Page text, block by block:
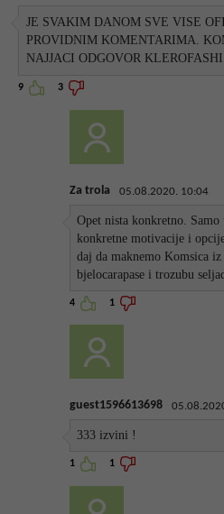
JE SVAKIM DANOM SVE VISE
PROVIDNIM KOMENTARIMA.
NAJJACI ODGOVOR
9 3
Za trola 05.08.2020. 10:04
Opet nista konkretno.
konkretne motivacije i
daj da maknemo Komsica
bjelocarapase i trozubu
4 1
guest1596613698
333 izvini !
1 1